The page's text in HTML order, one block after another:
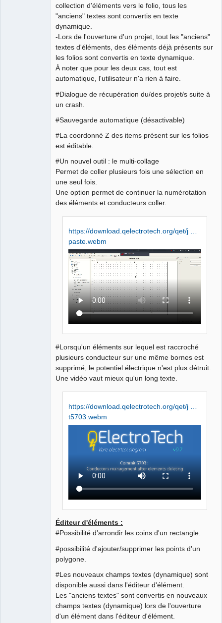
collection d'éléments vers le folio, tous les
"anciens" textes sont convertis en texte
dynamique.
-Lors de l'ouverture d'un projet, tout les "anciens"
textes d'éléments, des éléments déjà présents sur
les folios sont convertis en texte dynamique.
À noter que pour les deux cas, tout est
automatique, l'utilisateur n'a rien à faire.
#Dialogue de récupération du/des projet/s suite à
un crash.
#Sauvegarde automatique (désactivable)
#La coordonné Z des items présent sur les folios
est éditable.
#Un nouvel outil : le multi-collage
Permet de coller plusieurs fois une sélection en
une seul fois.
Une option permet de continuer la numérotation
des éléments et conducteurs coller.
https://download.qelectrotech.org/qet/j …
paste.webm
#Lorsqu'un éléments sur lequel est raccroché
plusieurs conducteur sur une même bornes est
supprimé, le potentiel électrique n'est plus détruit.
Une vidéo vaut mieux qu'un long texte.
https://download.qelectrotech.org/qet/j …
t5703.webm
Éditeur d'éléments :
#Possibilité d’arrondir les coins d'un rectangle.
#possibilité d'ajouter/supprimer les points d'un
polygone.
#Les nouveaux champs textes (dynamique) sont
disponible aussi dans l'éditeur d'élément.
Les "anciens textes" sont convertis en nouveaux
champs textes (dynamique) lors de l'ouverture
d'un élément dans l'éditeur d'élément.